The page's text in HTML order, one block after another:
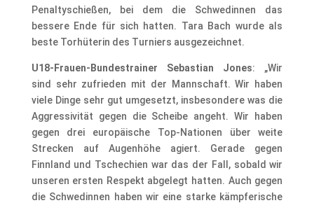
Penaltyschießen, bei dem die Schwedinnen das
bessere Ende für sich hatten. Tara Bach wurde als
beste Torhüterin des Turniers ausgezeichnet.
U18-Frauen-Bundestrainer Sebastian Jones: „Wir
sind sehr zufrieden mit der Mannschaft. Wir haben
viele Dinge sehr gut umgesetzt, insbesondere was die
Aggressivität gegen die Scheibe angeht. Wir haben
gegen drei europäische Top-Nationen über weite
Strecken auf Augenhöhe agiert. Gerade gegen
Finnland und Tschechien war das der Fall, sobald wir
unseren ersten Respekt abgelegt hatten. Auch gegen
die Schwedinnen haben wir eine starke kämpferische